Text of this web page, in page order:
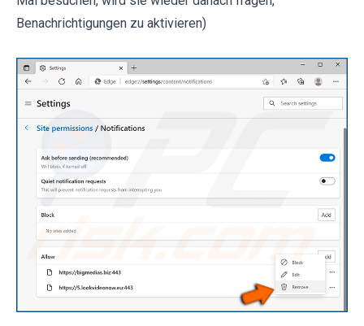
Benachrichtigungen zu aktivieren)